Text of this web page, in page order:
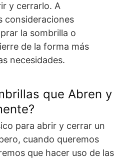
y cerrarlo. A
consideraciones
la sombrilla o
de la forma más
necesidades.
que Abren y
para abrir y cerrar un
cuando queremos
que hacer uso de las